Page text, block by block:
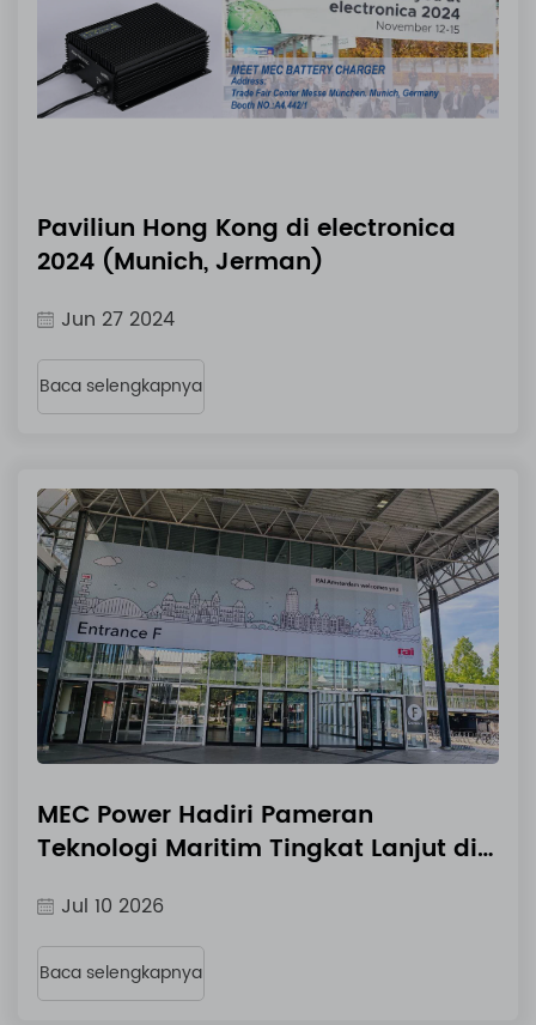
Paviliun Hong Kong di electronica
2024 (Munich, Jerman)
Jun 27 2024
Baca selengkapnya
MEC Power Hadiri Pameran
Teknologi Maritim Tingkat Lanjut di
Pengisi Daya Industri Kelautan 3
Fase IP54 Terbaru
Jul 10 2026
Baca selengkapnya